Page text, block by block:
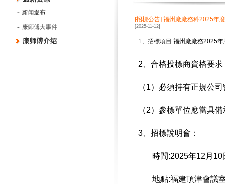
[招標公告] 福州廠廠務科2025年
[2025-11-12]
1、招標項目 :福州廠廠務2025
2 、合格投標商資格要求
（1）必須持有正規公
（2）參標單位應當具
3 、招標說明會：
時間:2025年12 月10
地點:福建頂津會議